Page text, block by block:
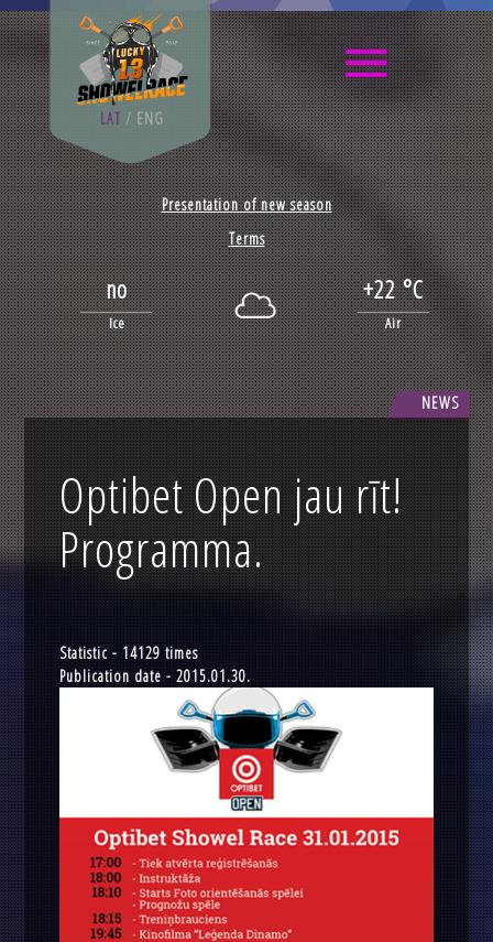
LAT / ENG
Presentation of new season
Terms
no +22 °C
Ice Air
NEWS
Optibet Open jau rīt!
Programma.
Statistic - 14129 times
Publication date - 2015.01.30.